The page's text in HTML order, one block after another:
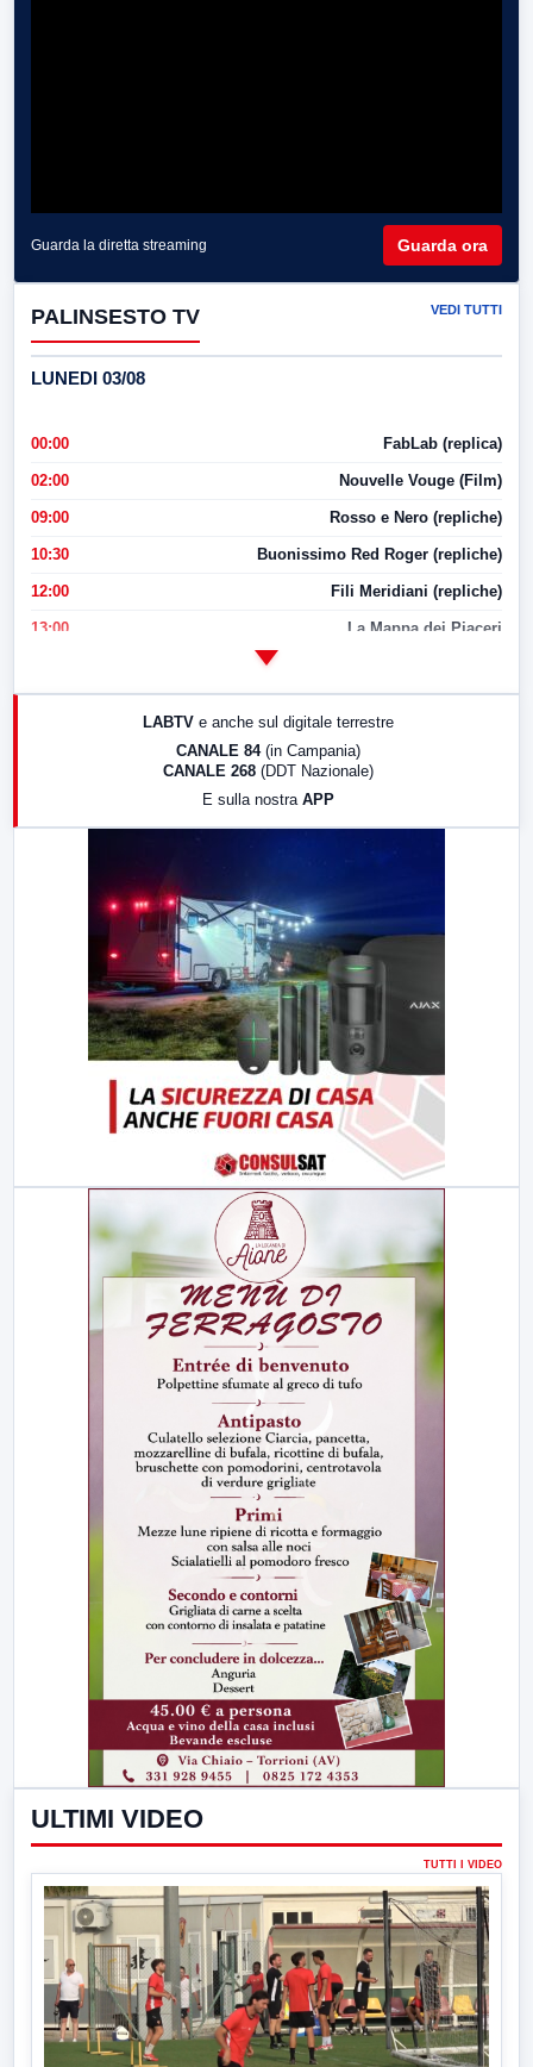
Guarda la diretta streaming Guarda ora
PALINSESTO TV VEDI TUTTI
LUNEDI 03/08
00:00 FabLab (replica)
02:00 Nouvelle Vouge (Film)
09:00 Rosso e Nero (repliche)
10:30 Buonissimo Red Roger (repliche)
12:00 Fili Meridiani (repliche)
13:00 La Mappa dei Piaceri
17:00 LabNews (replica)
LABTV e anche sul digitale terrestre
CANALE 84 (in Campania)
CANALE 268 (DDT Nazionale)
E sulla nostra APP
ULTIMI VIDEO
TUTTI I VIDEO